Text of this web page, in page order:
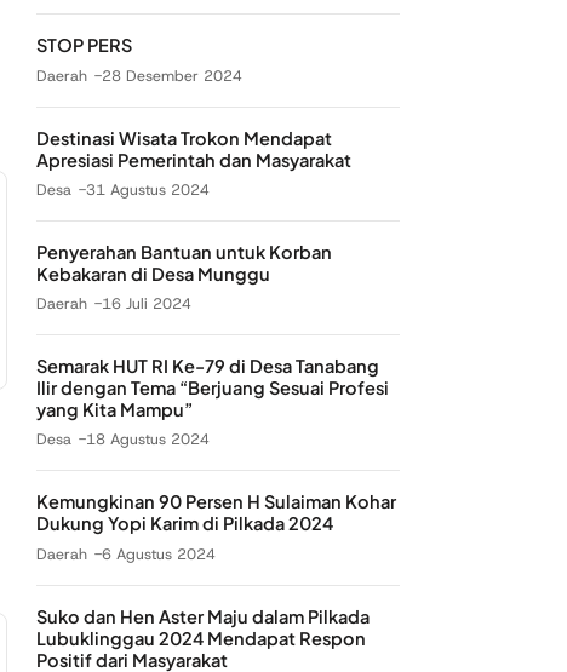
STOP PERS
Daerah 28 Desember 2024
Destinasi Wisata Trokon Mendapat
Apresiasi Pemerintah dan Masyarakat
Desa 31 Agustus 2024
Penyerahan Bantuan untuk Korban
Kebakaran di Desa Munggu
Daerah 16 Juli 2024
Semarak HUT RI Ke-79 di Desa Tanabang
Ilir dengan Tema “Berjuang Sesuai Profesi
yang Kita Mampu”
Desa 18 Agustus 2024
Kemungkinan 90 Persen H Sulaiman Kohar
Dukung Yopi Karim di Pilkada 2024
Daerah 6 Agustus 2024
Suko dan Hen Aster Maju dalam Pilkada
Lubuklinggau 2024 Mendapat Respon
Positif dari Masyarakat